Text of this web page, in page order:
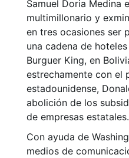
Samuel Doria Medina
multimillonario y
en tres ocasiones ser
una cadena de
Burguer King, en
estrechamente con el
estadounidense,
abolición de los
de empresas estatales.
Con ayuda de
medios de